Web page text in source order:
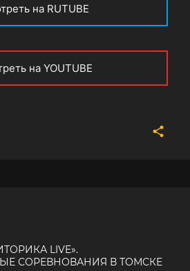
на RUTUBE
на YOUTUBE
LIVE».
СОРЕВНОВАНИЯ В ТОМСКЕ